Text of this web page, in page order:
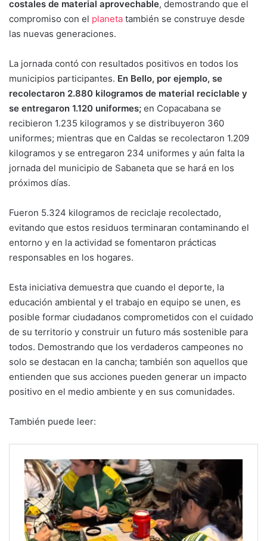
costales de material aprovechable, demostrando que el
compromiso con el planeta también se construye desde
las nuevas generaciones.
La jornada contó con resultados positivos en todos los
municipios participantes. En Bello, por ejemplo, se
recolectaron 2.880 kilogramos de material reciclable y
se entregaron 1.120 uniformes; en Copacabana se
recibieron 1.235 kilogramos y se distribuyeron 360
uniformes; mientras que en Caldas se recolectaron 1.209
kilogramos y se entregaron 234 uniformes y aún falta la
jornada del municipio de Sabaneta que se hará en los
próximos días.
Fueron 5.324 kilogramos de reciclaje recolectado,
evitando que estos residuos terminaran contaminando el
entorno y en la actividad se fomentaron prácticas
responsables en los hogares.
Esta iniciativa demuestra que cuando el deporte, la
educación ambiental y el trabajo en equipo se unen, es
posible formar ciudadanos comprometidos con el cuidado
de su territorio y construir un futuro más sostenible para
todos. Demostrando que los verdaderos campeones no
solo se destacan en la cancha; también son aquellos que
entienden que sus acciones pueden generar un impacto
positivo en el medio ambiente y en sus comunidades.
También puede leer: